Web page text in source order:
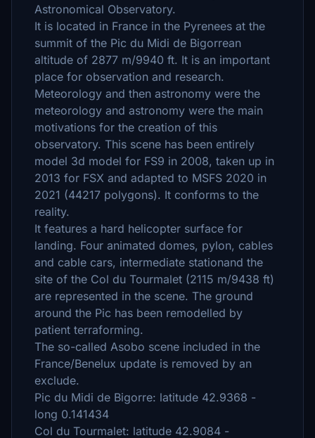
Astronomical Observatory.
It is located in France in the Pyrenees at the
summit of the Pic du Midi de Bigorrean
altitude of 2877 m/9940 ft. It is an important
place for observation and research.
Meteorology and then astronomy were the
meteorology and astronomy were the main
motivations for the creation of this
observatory. This scene has been entirely
model 3d model for FS9 in 2008, taken up in
2013 for FSX and adapted to MSFS 2020 in
2021 (44217 polygons). It conforms to the
reality.
It features a hard helicopter surface for
landing. Four animated domes, pylon, cables
and cable cars, intermediate stationand the
site of the Col du Tourmalet (2115 m/9438 ft)
are represented in the scene. The ground
around the Pic has been remodelled by
patient terraforming.
The so-called Asobo scene included in the
France/Benelux update is removed by an
exclude.
Pic du Midi de Bigorre: latitude 42.9368 -
long 0.141434
Col du Tourmalet: latitude 42.9084 -